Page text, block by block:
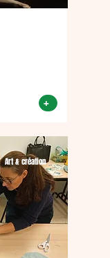
+
Art & création